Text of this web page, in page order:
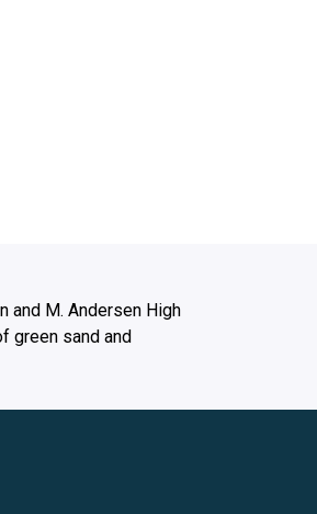
and M. Andersen High
green sand and